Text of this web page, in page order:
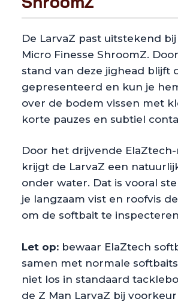
De LarvaZ past uitstekend
Micro Finesse ShroomZ.
stand van deze jighead blijft
gepresenteerd en kun je
over de bodem vissen met
korte pauzes en subtiel
Door het drijvende
krijgt de LarvaZ een
onder water. Dat is vooral
je langzaam vist en roofvis
om de softbait te
Let op: bewaar ElaZtech
samen met normale
niet los in standaard
de Z Man LarvaZ bij